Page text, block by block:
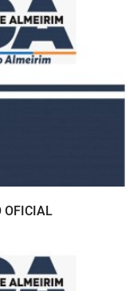
OFICIAL